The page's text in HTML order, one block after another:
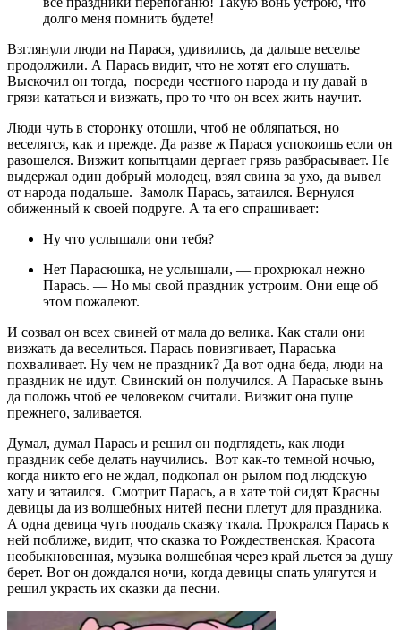
долго меня помнить будете!
Взглянули люди на Парася, удивились, да дальше веселье
продолжили. А Парась видит, что не хотят его слушать.
Выскочил он тогда, посреди честного народа и ну давай в
грязи кататься и визжать, про то что он всех жить научит.
Люди чуть в сторонку отошли, чтоб не обляпаться, но
веселятся, как и прежде. Да разве ж Парася успокоишь если он
разошелся. Визжит копытцами дергает грязь разбрасывает. Не
выдержал один добрый молодец, взял свина за ухо, да вывел
от народа подальше. Замолк Парась, затаился. Вернулся
обиженный к своей подруге. А та его спрашивает:
Ну что услышали они тебя?
Нет Парасюшка, не услышали, — прохрюкал нежно
Парась. — Но мы свой праздник устроим. Они еще об
этом пожалеют.
И созвал он всех свиней от мала до велика. Как стали они
визжать да веселиться. Парась повизгивает, Параська
похваливает. Ну чем не праздник? Да вот одна беда, люди на
праздник не идут. Свинский он получился. А Параське вынь
да положь чтоб ее человеком считали. Визжит она пуще
прежнего, заливается.
Думал, думал Парась и решил он подглядеть, как люди
праздник себе делать научились. Вот как-то темной ночью,
когда никто его не ждал, подкопал он рылом под людскую
хату и затаился. Смотрит Парась, а в хате той сидят Красны
девицы да из волшебных нитей песни плетут для праздника.
А одна девица чуть поодаль сказку ткала. Прокрался Парась к
ней поближе, видит, что сказка то Рождественская. Красота
необыкновенная, музыка волшебная через край льется за душу
берет. Вот он дождался ночи, когда девицы спать улягутся и
решил украсть их сказки да песни.